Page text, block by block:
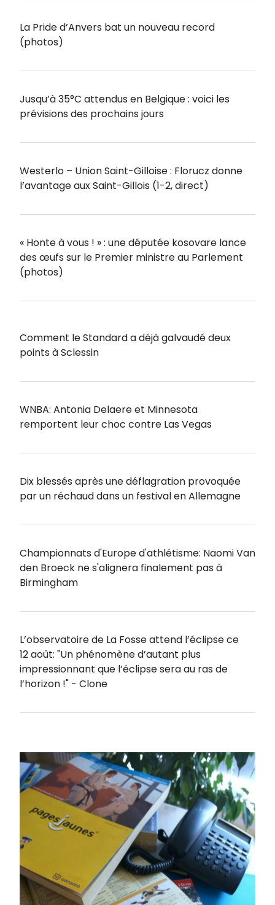
La Pride d’Anvers bat un nouveau record
(photos)
Jusqu’à 35°C attendus en Belgique : voici les
prévisions des prochains jours
Westerlo – Union Saint-Gilloise : Florucz donne
l’avantage aux Saint-Gillois (1-2, direct)
« Honte à vous ! » : une députée kosovare lance
des œufs sur le Premier ministre au Parlement
(photos)
Comment le Standard a déjà galvaudé deux
points à Sclessin
WNBA: Antonia Delaere et Minnesota
remportent leur choc contre Las Vegas
Dix blessés après une déflagration provoquée
par un réchaud dans un festival en Allemagne
Championnats d'Europe d'athlétisme: Naomi Van
den Broeck ne s'alignera finalement pas à
Birmingham
L’observatoire de La Fosse attend l’éclipse ce
12 août: "Un phénomène d’autant plus
impressionnant que l’éclipse sera au ras de
l’horizon !" - Clone